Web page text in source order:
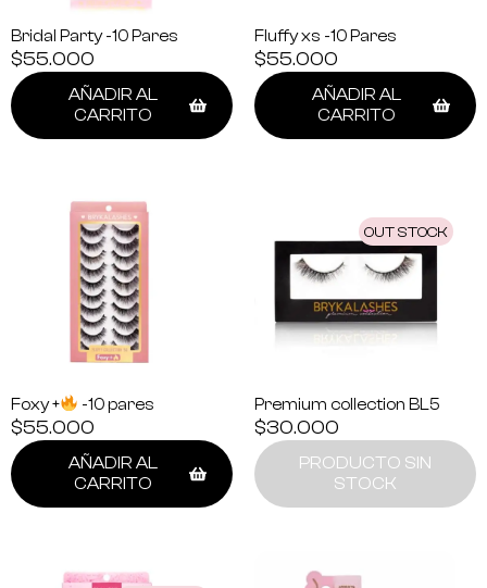
Bridal Party -10 Pares
$55.000
AÑADIR AL
CARRITO
Fluffy xs -10 Pares
$55.000
AÑADIR AL
CARRITO
Foxy + -10 pares
$55.000
AÑADIR AL
CARRITO
OUT STOCK
Premium collection BL5
$30.000
PRODUCTO SIN
STOCK